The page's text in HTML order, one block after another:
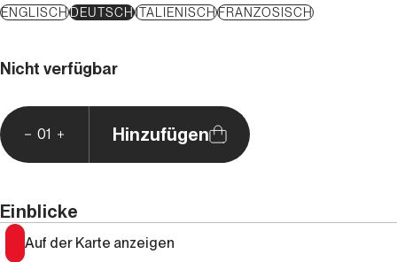
ENGLISCHDEUTSCHITALIENISCHFRANZÖSISCH
Nicht verfügbar
01 Hinzufügen
Einblicke
Auf der Karte anzeigen